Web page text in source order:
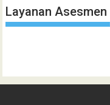
Layanan